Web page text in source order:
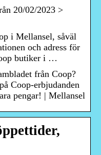
20/02/2023 >
i Mellansel, såväl
och adress för
butiker i …
från Coop?
Coop-erbjudanden
pengar! | Mellansel